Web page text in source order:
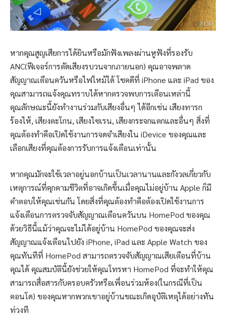
หากคุณสูญเสียการได้ยินหรือมักฟังเพลงผ่านหูฟังที่รองรับ
ANC(ฟีเจอร์การตัดเสียงรบวนจากภายนอก) คุณอาจพลาด
สัญญาณเตือนควันหรือไฟไหม้ได้ โชคดีที่ iPhone และ iPad ของ
คุณสามารถแจ้งคุณทราบได้หากตรวจพบการเตือนเหล่านี้
คุณลักษณะนี้ยังทำงานร่วมกับเสียงอื่นๆ ได้อีกเช่น เสียงทารก
ร้องไห้, เสียงตะโกน, เสียงไซเรน, เสียงกระจกแตกและอื่นๆ สิ่งที่
คุณต้องทำคือเปิดใช้งานการจดจำเสียงใน iDevice ของคุณและ
เลือกเสียงที่คุณต้องการรับการแจ้งเตือนเท่านั้น
หากคุณมักจะใช้เวลาอยู่นอกบ้านเป็นเวลานานและกังวลเกี่ยวกับ
เหตุการณ์ที่คุกคามชีวิตที่อาจเกิดขึ้นเมื่อคุณไม่อยู่บ้าน Apple ก็มี
คำตอบให้คุณเช่นกัน โดยสิ่งที่คุณต้องทำคือต้องเปิดใช้งานการ
แจ้งเตือนการตรวจจับสัญญาณเตือนควันบน HomePod ของคุณ
ด้วยวิธีนี้แม้ว่าคุณจะไม่ได้อยู่บ้าน HomePod ของคุณจะส่ง
สัญญาณแจ้งเตือนไปยัง iPhone, iPad และ Apple Watch ของ
คุณทันทีที่ HomePod สามารถตรวจจับสัญญาณเสียเตือนที่บ้าน
คุณได้ คุณสมบัตินี้ยังช่วยให้คุณโทรหา HomePod ที่จะทำให้คุณ
สามารถสื่อสารกับครอบครัวหรือเพื่อนร่วมห้อง(ในกรณีที่เป็น
คอนโด) ของคุณหากพวกเขาอยู่บ้านขณะเกิดอุบัติเหตุได้อย่างทัน
ท่วงที